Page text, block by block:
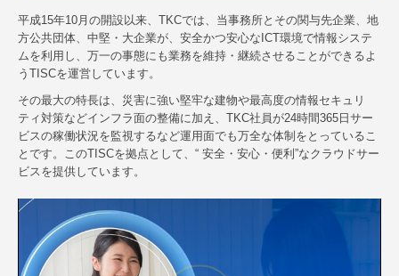
平成15年10月の開設以来、TKCでは、当事務所とその関与先企業、地
方公共団体、中堅・大企業が、安全かつ安心なICT環境で情報システ
ムを利用し、万一の事態にも業務を維持・継続させることができるよ
うTISCを運営しています。
その最大の特長は、災害に強い堅牢な建物や最高度の情報セキュリ
ティ対策などインフラ面の整備に加え、TKC社員が24時間365日サー
ビスの稼働状況を監視するなど運用面でも万全な体制をとっているこ
とです。このTISCを拠点として、“ 安全・安心・便利”なクラウドサー
ビスを提供しています。